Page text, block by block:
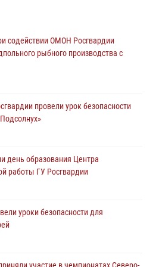
оперативно задержали
устройства рядом с жилыми
Росгвардии обеспечили
матча "Зенит" - "Балтика"
обнаружил
обнаружили объявленный в розыск
при совершении кражи в
содействии ОМОН Росгвардии
рыбного производства с
провели урок безопасности
день образования Центра
работы ГУ Росгвардии
уроки безопасности для